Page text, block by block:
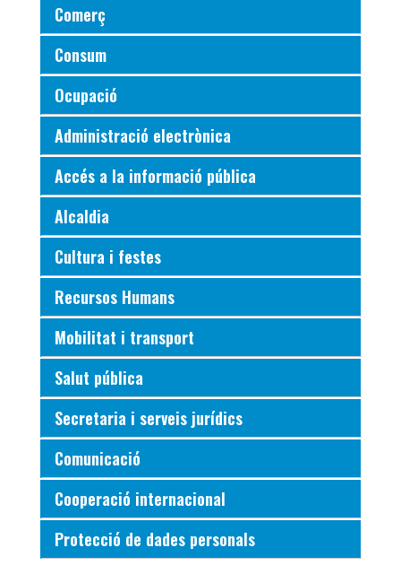
Comerç
Consum
Ocupació
Administració electrònica
Accés a la informació pública
Alcaldia
Cultura i festes
Recursos Humans
Mobilitat i transport
Salut pública
Secretaria i serveis jurídics
Comunicació
Cooperació internacional
Protecció de dades personals